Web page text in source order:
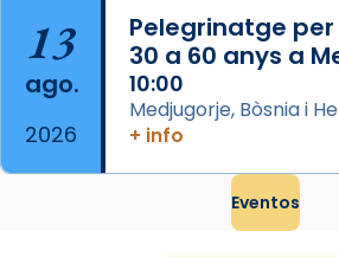
13
ago.
2026
Pelegrinatge
30 a 60 anys a
10:00
Medjugorje, Bòsnia i
+ info
Eventos